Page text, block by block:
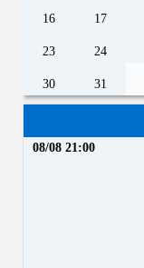
16 17
23 24
30 31
08/08 21:00